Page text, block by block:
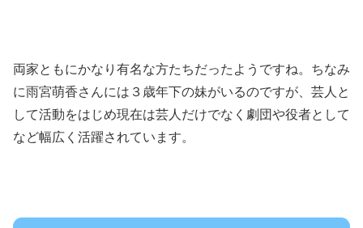
両家ともにかなり有名な方たちだったようですね。ちなみ
に雨宮萌香さんには３歳年下の妹がいるのですが、芸人と
して活動をはじめ現在は芸人だけでなく劇団や役者として
など幅広く活躍されています。